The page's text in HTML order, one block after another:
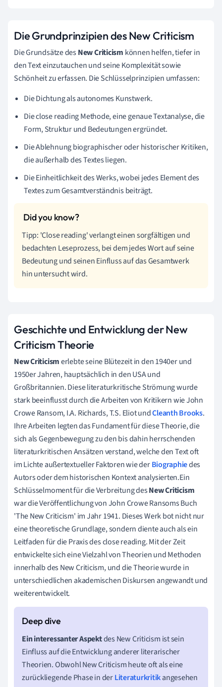
Die Grundprinzipien des New Criticism
Die Grundsätze desNew Criticism können helfen, tiefer in
den Text einzutauchen und seine Komplexität sowie
Schönheit zu erfassen. Die Schlüsselprinzipien umfassen:
Die Dichtung als autonomes Kunstwerk.
Die close reading Methode, eine genaue Textanalyse, die
Form, Struktur und Bedeutungen ergründet.
Die Ablehnung biographischer oder historischer Kritiken,
die außerhalb des Textes liegen.
Die Einheitlichkeit des Werks, wobei jedes Element des
Textes zum Gesamtverständnis beiträgt.
Tipp: 'Close reading' verlangt einen sorgfältigen und
bedachten Leseprozess, bei dem jedes Wort auf seine
Bedeutung und seinen Einfluss auf das Gesamtwerk
hin untersucht wird.
Geschichte und Entwicklung der New
Criticism Theorie
New Criticismerlebte seine Blütezeit in den 1940er und
1950er Jahren, hauptsächlich in den USA und
Großbritannien. Diese literaturkritische Strömung wurde
stark beeinflusst durch die Arbeiten von Kritikern wie John
Crowe Ransom, I.A. Richards, T.S. Eliot undCleanth Brooks.
Ihre Arbeiten legten das Fundament für diese Theorie, die
sich als Gegenbewegung zu den bis dahin herrschenden
literaturkritischen Ansätzen verstand, welche den Text oft
im Lichte außertextueller Faktoren wie derBiographiedes
Autors oder dem historischen Kontext analysierten.Ein
Schlüsselmoment für die Verbreitung desNew Criticism
war die Veröffentlichung von John Crowe Ransoms Buch
'The New Criticism' im Jahr 1941. Dieses Werk bot nicht nur
eine theoretische Grundlage, sondern diente auch als ein
Leitfaden für die Praxis des close reading. Mit der Zeit
entwickelte sich eine Vielzahl von Theorien und Methoden
innerhalb des New Criticism, und die Theorie wurde in
unterschiedlichen akademischen Diskursen angewandt und
weiterentwickelt.
Ein interessanter Aspektdes New Criticism ist sein
Einfluss auf die Entwicklung anderer literarischer
Theorien. Obwohl New Criticism heute oft als eine
zurückliegende Phase in derLiteraturkritikangesehen